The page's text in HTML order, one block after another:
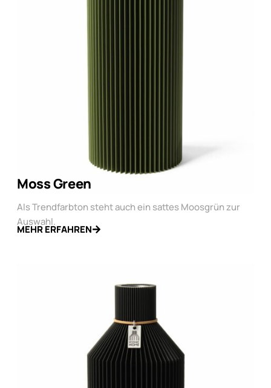
Moss Green
Als Trendfarbton steht auch ein sattes Moosgrün zur
Auswahl.
MEHR ERFAHREN